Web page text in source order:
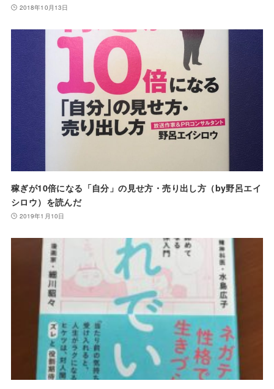
2018年10月13日
稼ぎが10倍になる「自分」の見せ方・売り出し方（by野呂エイ
シロウ）を読んだ
2019年1月10日